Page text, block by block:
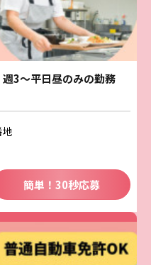
3～平日昼のみの勤務
簡単！30秒応募